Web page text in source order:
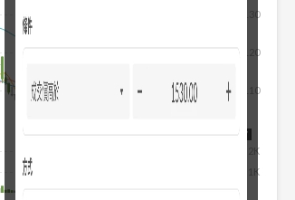
110
120
130
2026/08/07
1K
2K